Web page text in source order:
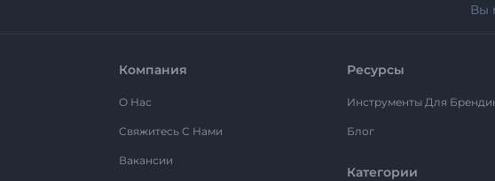
Вы
Компания
О Нас
Свяжитесь С Нами
Вакансии
Ресурсы
Инструменты Для
Блог
Категории